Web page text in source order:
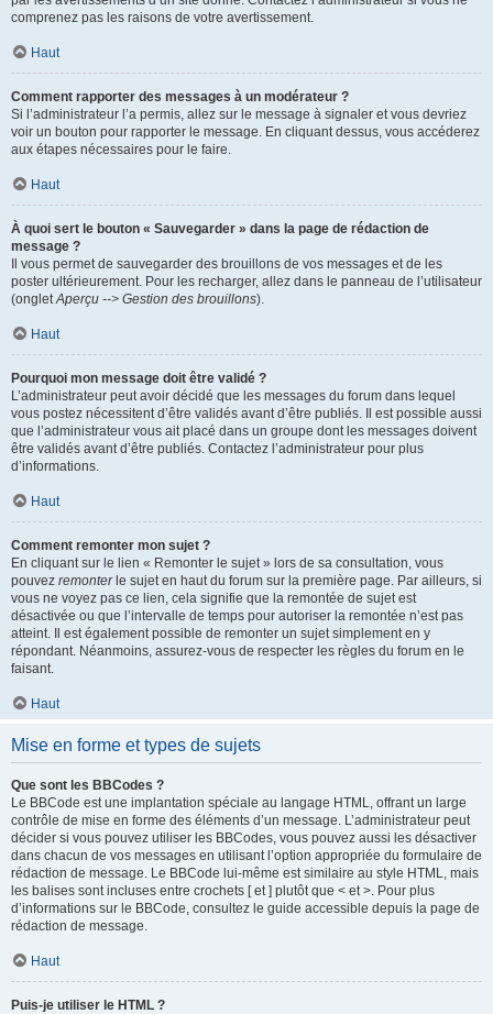
comprenez pas les raisons de votre avertissement.
Haut
Comment rapporter des messages à un modérateur ?
Si l’administrateur l’a permis, allez sur le message à signaler et vous devriez
voir un bouton pour rapporter le message. En cliquant dessus, vous accéderez
aux étapes nécessaires pour le faire.
Haut
À quoi sert le bouton « Sauvegarder » dans la page de rédaction de
message ?
Il vous permet de sauvegarder des brouillons de vos messages et de les
poster ultérieurement. Pour les recharger, allez dans le panneau de l’utilisateur
(ongletAperçu --> Gestion des brouillons).
Haut
Pourquoi mon message doit être validé ?
L’administrateur peut avoir décidé que les messages du forum dans lequel
vous postez nécessitent d’être validés avant d’être publiés. Il est possible aussi
que l’administrateur vous ait placé dans un groupe dont les messages doivent
être validés avant d’être publiés. Contactez l’administrateur pour plus
d’informations.
Haut
Comment remonter mon sujet ?
En cliquant sur le lien « Remonter le sujet » lors de sa consultation, vous
pouvez remonterle sujet en haut du forum sur la première page. Par ailleurs, si
vous ne voyez pas ce lien, cela signifie que la remontée de sujet est
désactivée ou que l’intervalle de temps pour autoriser la remontée n’est pas
atteint. Il est également possible de remonter un sujet simplement en y
répondant. Néanmoins, assurez-vous de respecter les règles du forum en le
faisant.
Haut
Mise en forme et types de sujets
Que sont les BBCodes ?
Le BBCode est une implantation spéciale au langage HTML, offrant un large
contrôle de mise en forme des éléments d’un message. L’administrateur peut
décider si vous pouvez utiliser les BBCodes, vous pouvez aussi les désactiver
dans chacun de vos messages en utilisant l’option appropriée du formulaire de
rédaction de message. Le BBCode lui-même est similaire au style HTML, mais
les balises sont incluses entre crochets [ et ] plutôt que < et >. Pour plus
d’informations sur le BBCode, consultez le guide accessible depuis la page de
rédaction de message.
Haut
Puis-je utiliser le HTML ?